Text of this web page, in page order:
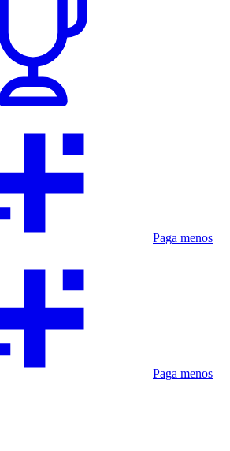
Paga menos
Paga menos